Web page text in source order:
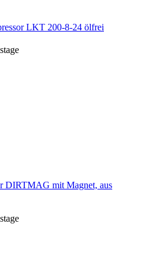
LKT 200-8-24 ölfrei
DIRTMAG mit Magnet, aus